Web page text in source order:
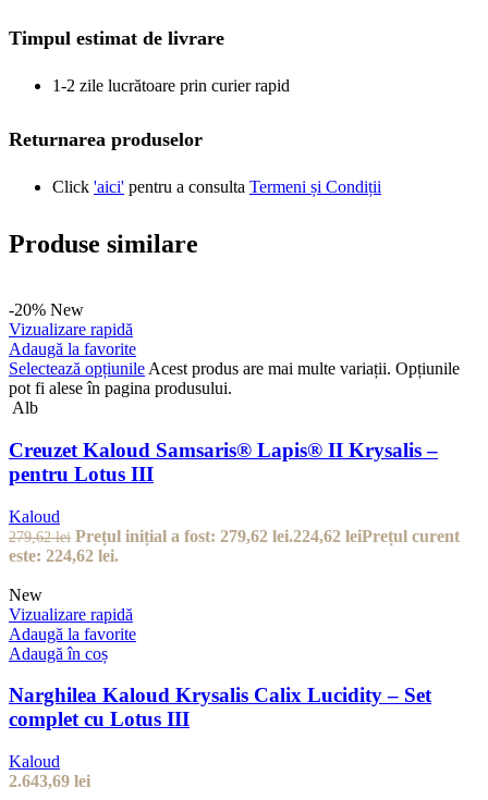
Timpul estimat de livrare
1-2 zile lucrătoare prin curier rapid
Returnarea produselor
Click 'aici' pentru a consulta Termeni și Condiții
Produse similare
-20% New
Vizualizare rapidă
Adaugă la favorite
Selectează opțiunile Acest produs are mai multe variații. Opțiunile
pot fi alese în pagina produsului.
Alb
Creuzet Kaloud Samsaris® Lapis® II Krysalis –
pentru Lotus III
Kaloud
279,62lei Prețul inițial a fost: 279,62 lei.224,62 leiPrețul curent
este: 224,62 lei.
New
Vizualizare rapidă
Adaugă la favorite
Adaugă în coș
Narghilea Kaloud Krysalis Calix Lucidity – Set
complet cu Lotus III
Kaloud
2.643,69 lei